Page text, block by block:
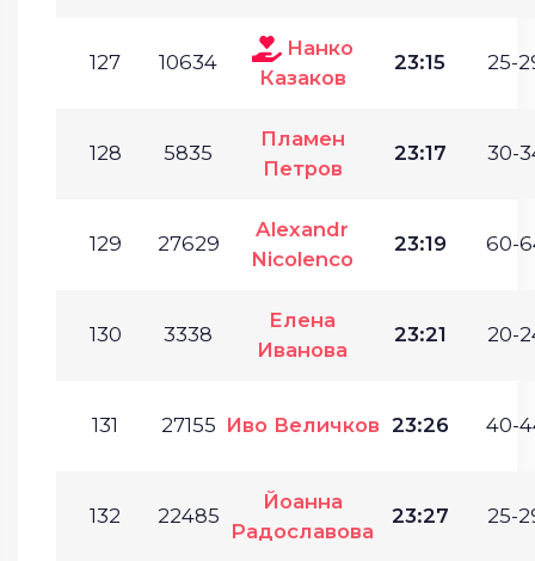
127 10634
Нанко
Казаков
23:15 25-
128 5835
Пламен
Петров
23:17 30-
129 27629
Alexandr
Nicolenco
23:19 60-
130 3338
Елена
Иванова
23:21 20-
131 27155 Иво Величков 23:26 40-
132 22485
Йоанна
Радославова
23:27 25-